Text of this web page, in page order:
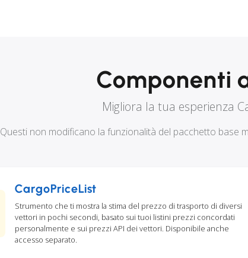
Componenti
Migliora la tua esperienza
Questi non modificano la funzionalità del pacchetto base
CargoPriceList
Strumento che ti mostra la stima del prezzo di trasporto di diversi
vettori in pochi secondi, basato sui tuoi listini prezzi concordati
personalmente e sui prezzi API dei vettori. Disponibile anche
accesso separato.